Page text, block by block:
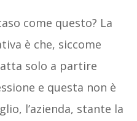
come questo? La
è che, siccome
solo a partire
e questa non è
l’azienda, stante la